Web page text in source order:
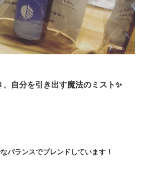
、自分を引き出す魔法のミスト✨
バランスでブレンドしています！